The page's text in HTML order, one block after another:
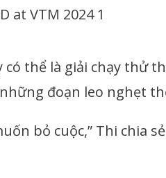
có thể là giải chạy thử
đoạn leo nghẹt
bỏ cuộc,” Thi chia